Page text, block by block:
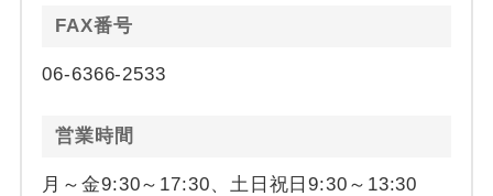
FAX番号
06-6366-2533
営業時間
月～金9:30～17:30、土日祝日9:30～13:30